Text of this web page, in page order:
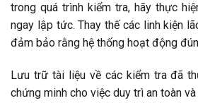
trong quá trình kiểm tra, hãy thực
ngay lập tức. Thay thế các linh kiện
đảm bảo rằng hệ thống hoạt động
Lưu trữ tài liệu về các kiểm tra đã
chứng minh cho việc duy trì an toàn